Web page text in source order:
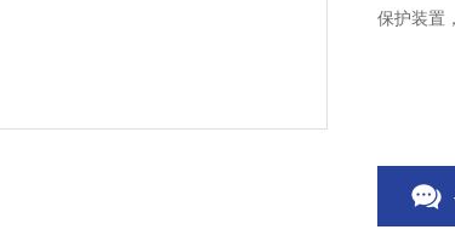
保护装置